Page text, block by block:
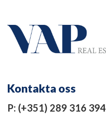
Kontakta oss
P: (+351) 289 316 394